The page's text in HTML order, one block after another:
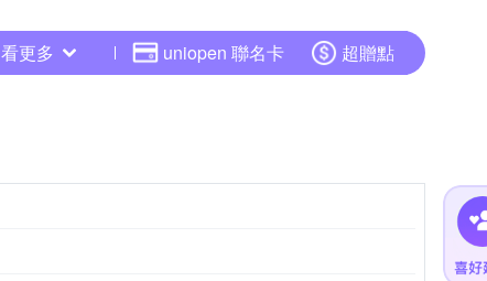
看更多 uniopen 聯名卡 超贈點